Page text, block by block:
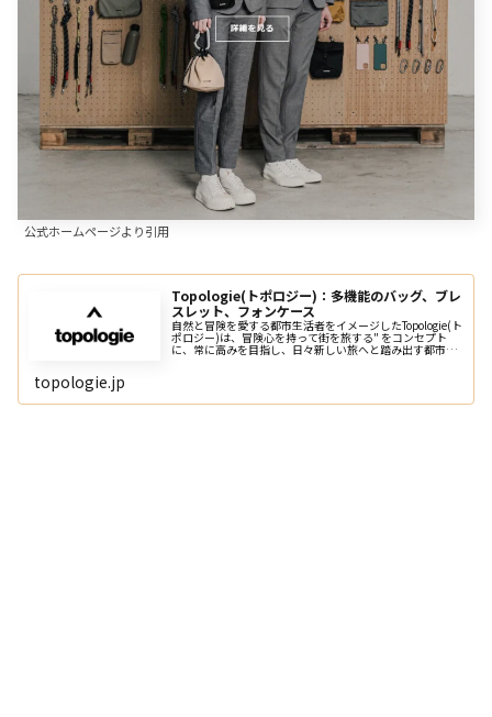
公式ホームページより引用
Topologie(トポロジー)：多機能のバッグ、ブレ
スレット、フォンケース
自然と冒険を愛する都市生活者をイメージしたTopologie(ト
ポロジー)は、冒険心を持って街を旅する" をコンセプト
に、常に高みを目指し、日々新しい旅へと踏み出す都市生
topologie.jp